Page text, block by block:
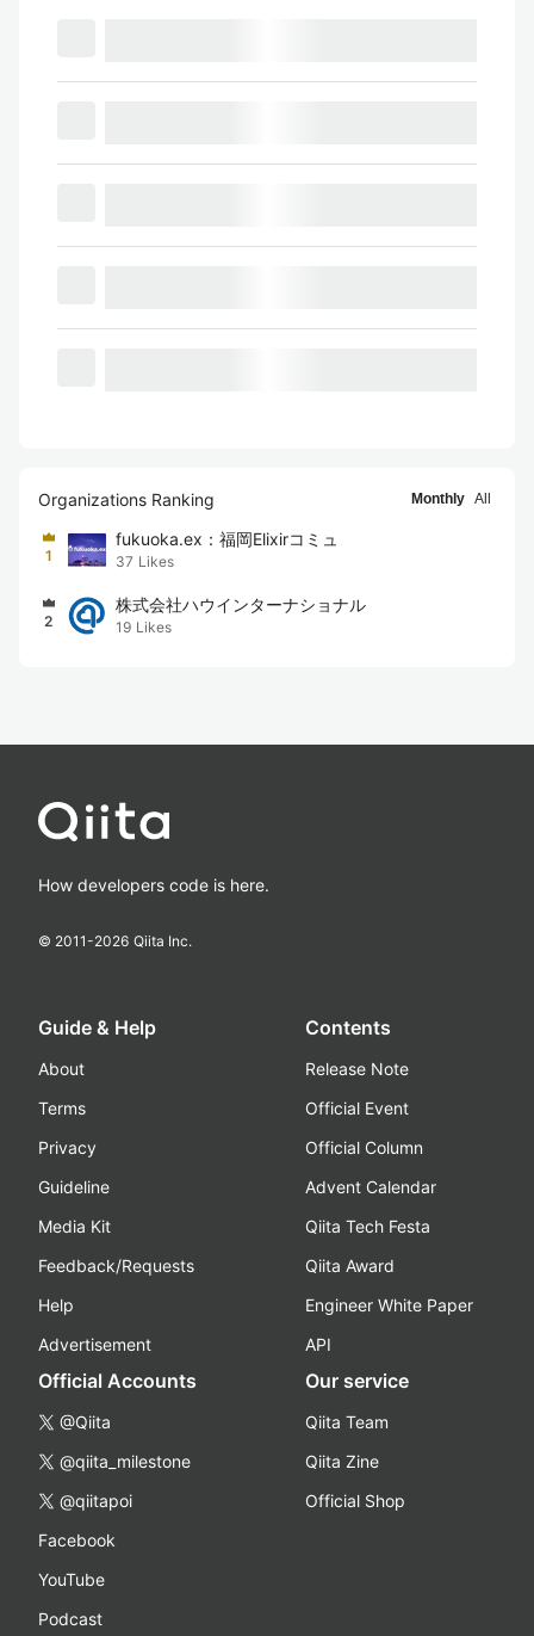
Organizations Ranking Monthly All
1
fukuoka.ex：福岡Elixirコミュ
37 Likes
2
株式会社ハウインターナショナル
19 Likes
How developers code is here.
© 2011-2026 Qiita Inc.
Guide & Help
About
Terms
Privacy
Guideline
Media Kit
Feedback/Requests
Help
Advertisement
Contents
Release Note
Official Event
Official Column
Advent Calendar
Qiita Tech Festa
Qiita Award
Engineer White Paper
API
Official Accounts
@Qiita
@qiita_milestone
@qiitapoi
Facebook
YouTube
Podcast
Our service
Qiita Team
Qiita Zine
Official Shop